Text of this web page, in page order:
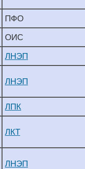
ПФО
ОИС
ЛНЭП
ЛНЭП
ЛПК
ЛКТ
ЛНЭП